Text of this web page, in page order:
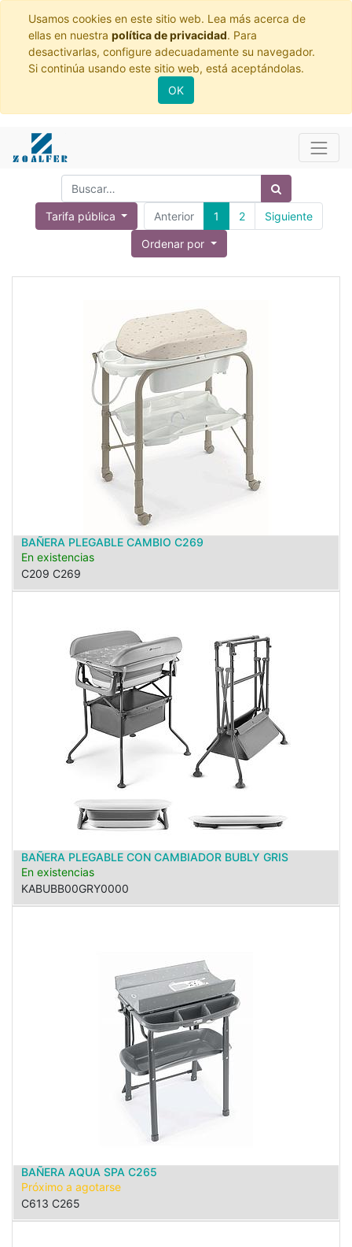
Usamos cookies en este sitio web. Lea más acerca de
ellas en nuestra política de privacidad. Para
desactivarlas, configure adecuadamente su navegador.
Si continúa usando este sitio web, está aceptándolas.
OK
Tarifa pública Anterior 1 2 Siguiente
Ordenar por
BAÑERA PLEGABLE CAMBIO C269
En existencias
C209 C269
BAÑERA PLEGABLE CON CAMBIADOR BUBLY GRIS
En existencias
KABUBB00GRY0000
BAÑERA AQUA SPA C265
Próximo a agotarse
C613 C265